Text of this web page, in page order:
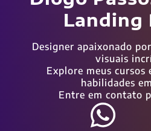
Landing
Designer apaixonado
visuais
Explore meus cursos
habilidades
Entre em contato